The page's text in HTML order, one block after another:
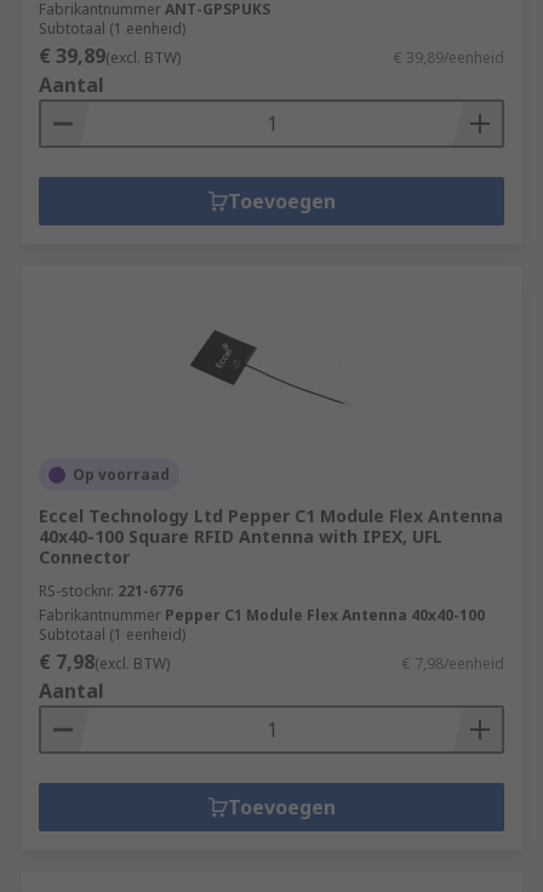
FabrikantnummerANT-GPSPUKS
Subtotaal (1 eenheid)
€ 39,89(excl. BTW) € 39,89/eenheid
Aantal
Toevoegen
Op voorraad
Eccel Technology Ltd Pepper C1 Module Flex Antenna
40x40-100 Square RFID Antenna with IPEX, UFL
Connector
RS-stocknr. 221-6776
Fabrikantnummer Pepper C1 Module Flex Antenna 40x40-100
Subtotaal (1 eenheid)
€ 7,98(excl. BTW) € 7,98/eenheid
Aantal
Toevoegen